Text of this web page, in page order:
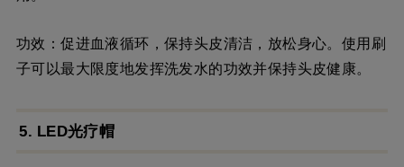
功效：促进血液循环，保持头皮清洁，放松身心。使用刷
子可以最大限度地发挥洗发水的功效并保持头皮健康。
5. LED光疗帽